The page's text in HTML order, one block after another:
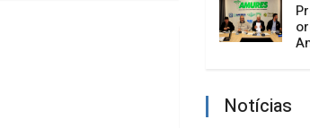
Notícias